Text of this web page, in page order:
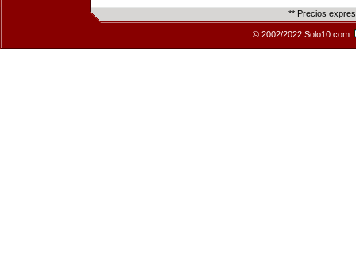
** Precios
© 2002/2022 Solo10.com